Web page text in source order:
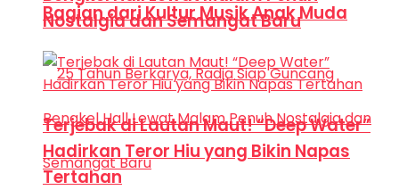
Bagian dari Kultur Musik Anak Muda
Nostalgia dan Semangat Baru
Terjebak di Lautan Maut! “Deep Water”
Hadirkan Teror Hiu yang Bikin Napas
Tertahan